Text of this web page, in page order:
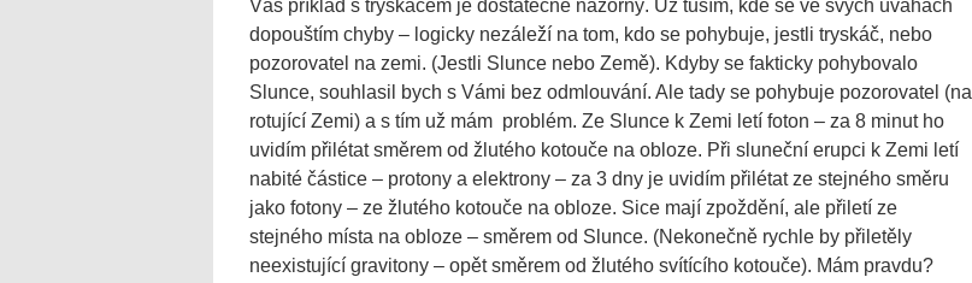
Váš příklad s tryskáčem je dostatečně názorný. Už tuším, kde se ve svých úvahách
dopouštím chyby – logicky nezáleží na tom, kdo se pohybuje, jestli tryskáč, nebo
pozorovatel na zemi. (Jestli Slunce nebo Země). Kdyby se fakticky pohybovalo
Slunce, souhlasil bych s Vámi bez odmlouvání. Ale tady se pohybuje pozorovatel (na
rotující Zemi) a s tím už mám problém. Ze Slunce k Zemi letí foton – za 8 minut ho
uvidím přilétat směrem od žlutého kotouče na obloze. Při sluneční erupci k Zemi letí
nabité částice – protony a elektrony – za 3 dny je uvidím přilétat ze stejného směru
jako fotony – ze žlutého kotouče na obloze. Sice mají zpoždění, ale přiletí ze
stejného místa na obloze – směrem od Slunce. (Nekonečně rychle by přiletěly
neexistující gravitony – opět směrem od žlutého svítícího kotouče). Mám pravdu?